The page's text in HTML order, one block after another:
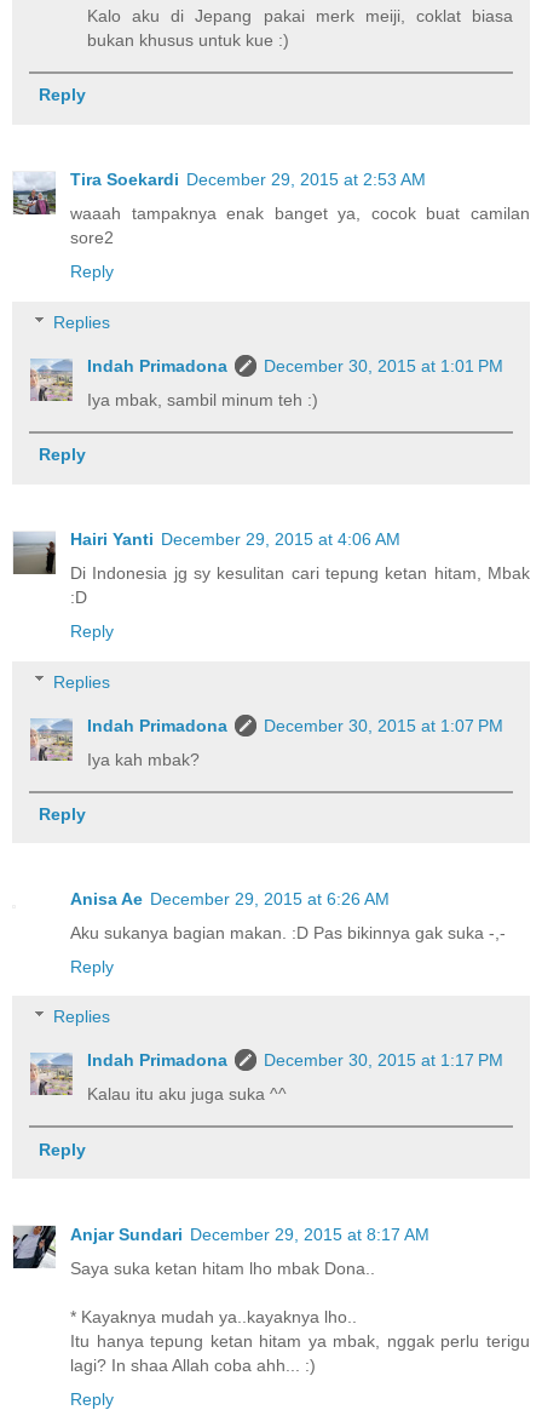
Kalo aku di Jepang pakai merk meiji, coklat biasa
bukan khusus untuk kue :)
Reply
Tira Soekardi December 29, 2015 at 2:53 AM
waaah tampaknya enak banget ya, cocok buat camilan
sore2
Reply
Replies
Indah Primadona
December 30, 2015 at 1:01 PM
Iya mbak, sambil minum teh :)
Reply
Hairi Yanti December 29, 2015 at 4:06 AM
Di Indonesia jg sy kesulitan cari tepung ketan hitam, Mbak
:D
Reply
Replies
Indah Primadona
December 30, 2015 at 1:07 PM
Iya kah mbak?
Reply
Anisa Ae December 29, 2015 at 6:26 AM
Aku sukanya bagian makan. :D Pas bikinnya gak suka -,-
Reply
Replies
Indah Primadona
December 30, 2015 at 1:17 PM
Kalau itu aku juga suka ^^
Reply
Anjar Sundari December 29, 2015 at 8:17 AM
Saya suka ketan hitam lho mbak Dona..
* Kayaknya mudah ya..kayaknya lho..
Itu hanya tepung ketan hitam ya mbak, nggak perlu terigu
lagi? In shaa Allah coba ahh... :)
Reply